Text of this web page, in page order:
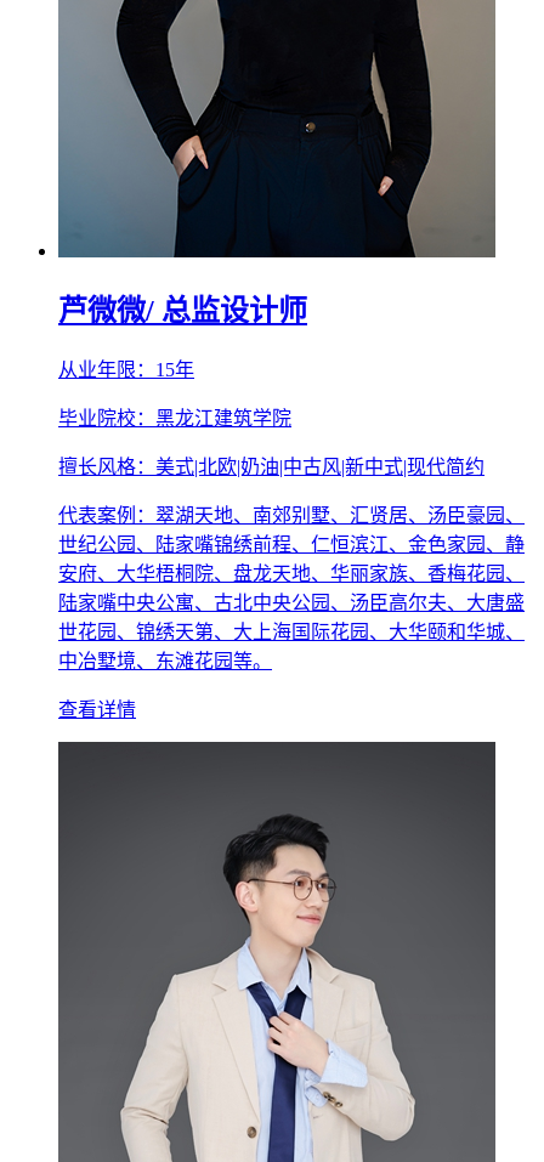
芦微微/ 总监设计师
从业年限：15年
毕业院校：黑龙江建筑学院
擅长风格：美式|北欧|奶油|中古风|新中式|现代简约
代表案例：翠湖天地、南郊别墅、汇贤居、汤臣豪园、
世纪公园、陆家嘴锦绣前程、仁恒滨江、金色家园、静
安府、大华梧桐院、盘龙天地、华丽家族、香梅花园、
陆家嘴中央公寓、古北中央公园、汤臣高尔夫、大唐盛
世花园、锦绣天第、大上海国际花园、大华颐和华城、
中冶墅境、东滩花园等。
查看详情